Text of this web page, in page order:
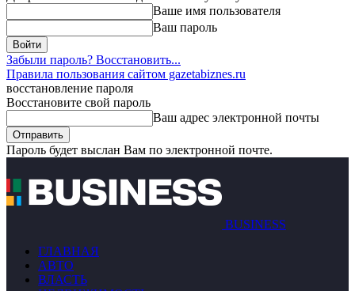
Ваше имя пользователя
Ваш пароль
Забыли пароль? Восстановить...
Правила пользования сайтом gazetabiznes.ru
восстановление пароля
Восстановите свой пароль
Ваш адрес электронной почты
Пароль будет выслан Вам по электронной почте.
BUSINESS
ГЛАВНАЯ
АВТО
ВЛАСТЬ